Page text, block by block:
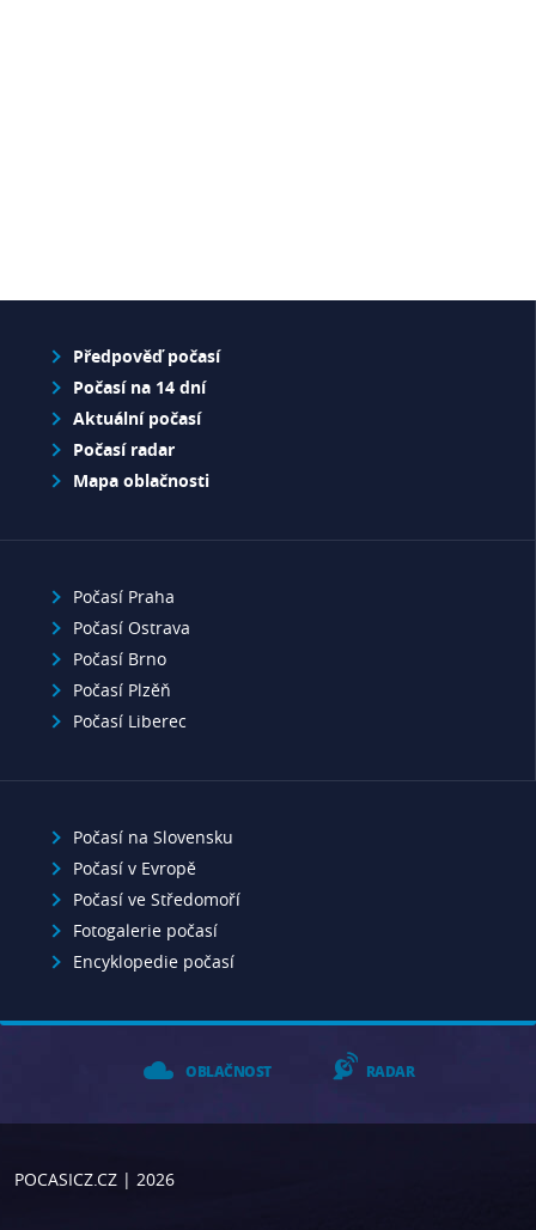
Předpověď počasí
Počasí na 14 dní
Aktuální počasí
Počasí radar
Mapa oblačnosti
Počasí Praha
Počasí Ostrava
Počasí Brno
Počasí Plzěň
Počasí Liberec
Počasí na Slovensku
Počasí v Evropě
Počasí ve Středomoří
Fotogalerie počasí
Encyklopedie počasí
OBLAČNOST RADAR
POCASICZ.CZ| 2026